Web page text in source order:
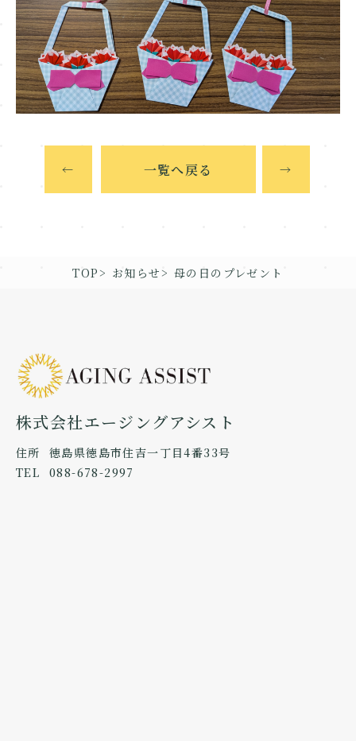
← 一覧へ戻る →
TOP お知らせ 母の日のプレゼント
株式会社エージングアシスト
住所
徳島県徳島市住吉一丁目4番33号
TEL
088-678-2997